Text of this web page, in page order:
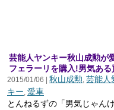
芸能人ヤンキー秋山成勲が
フェラーリを購入!男気あ
2015/01/06 | 秋山成勲, 芸能人
キー, 愛車
とんねるずの「男気じゃん